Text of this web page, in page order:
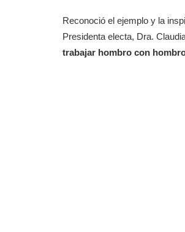
Reconoció el ejemplo y la
Presidenta electa, Dra.
trabajar hombro con